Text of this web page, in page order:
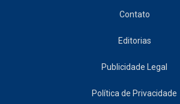
Contato
Editorias
Publicidade Legal
Política de Privacidade